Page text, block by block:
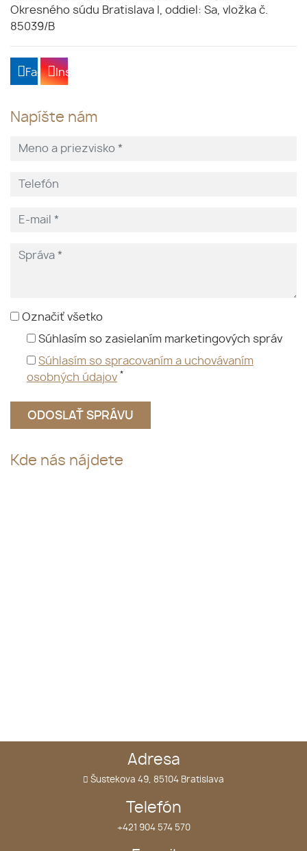
Okresného súdu Bratislava I, oddiel: Sa, vložka č.
85039/B
FacebookInstagram
Napíšte nám
Označiť všetko
Súhlasím so zasielaním marketingových správ
Súhlasím so spracovaním a uchovávaním
osobných údajov *
Kde nás nájdete
Adresa
Šustekova 49, 85104 Bratislava
Telefón
+421 904 574 570